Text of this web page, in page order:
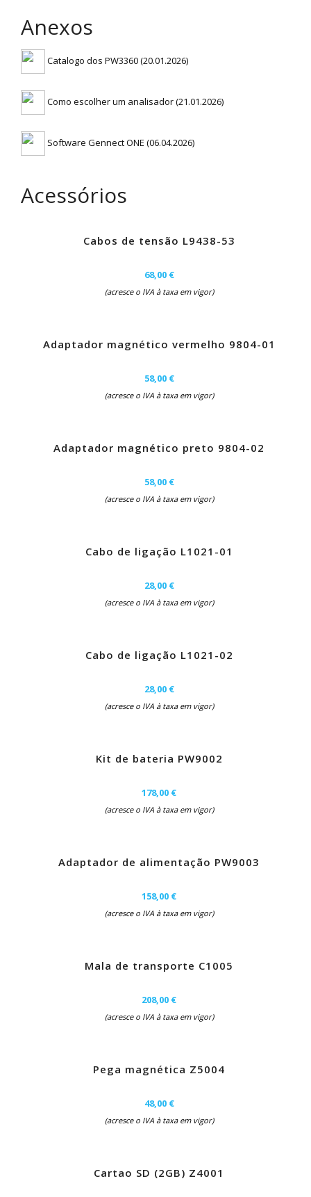
Anexos
Catalogo dos PW3360 (20.01.2026)
Como escolher um analisador (21.01.2026)
Software Gennect ONE (06.04.2026)
Acessórios
Cabos de tensão L9438-53
68,00 €
(acresce o IVA à taxa em vigor)
Adaptador magnético vermelho 9804-01
58,00 €
(acresce o IVA à taxa em vigor)
Adaptador magnético preto 9804-02
58,00 €
(acresce o IVA à taxa em vigor)
Cabo de ligação L1021-01
28,00 €
(acresce o IVA à taxa em vigor)
Cabo de ligação L1021-02
28,00 €
(acresce o IVA à taxa em vigor)
Kit de bateria PW9002
178,00 €
(acresce o IVA à taxa em vigor)
Adaptador de alimentação PW9003
158,00 €
(acresce o IVA à taxa em vigor)
Mala de transporte C1005
208,00 €
(acresce o IVA à taxa em vigor)
Pega magnética Z5004
48,00 €
(acresce o IVA à taxa em vigor)
Cartao SD (2GB) Z4001